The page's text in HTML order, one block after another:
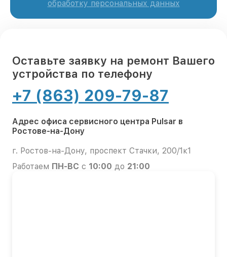
обработку персональных данных
Оставьте заявку на ремонт Вашего
устройства по телефону
+7 (863) 209-79-87
Адрес офиса сервисного центра Pulsar в
Ростове-на-Дону
г. Ростов-на-Дону, проспект Стачки, 200/1к1
Работаем ПН-ВС с 10:00 до 21:00